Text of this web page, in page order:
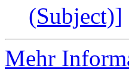
(Subject)]
Mehr